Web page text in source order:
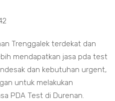
Trenggalek terdekat dan
mendapatkan jasa pda test
dan kebutuhan urgent,
untuk melakukan
PDA Test di Durenan.